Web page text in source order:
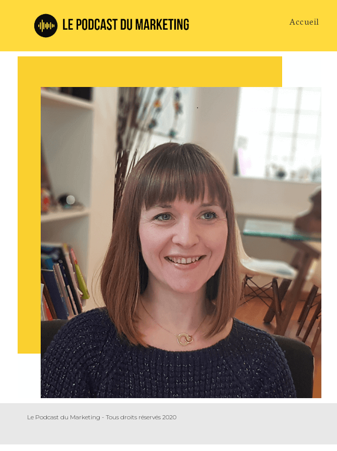
Accueil
Le Podcast du Marketing - Tous droits réservés 2020